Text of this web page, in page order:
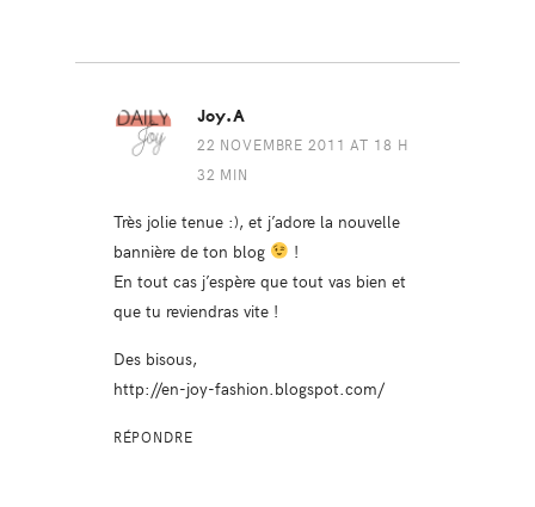
Joy.A
22 NOVEMBRE 2011 AT 18 H
32 MIN
Très jolie tenue :), et j’adore la nouvelle
bannière de ton blog
!
En tout cas j’espère que tout vas bien et
que tu reviendras vite !
Des bisous,
http://en-joy-fashion.blogspot.com/
RÉPONDRE